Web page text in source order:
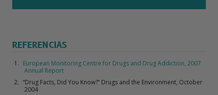
REFERENCIAS
European Monitoring Centre for Drugs and Drug Addiction, 2007
Annual Report
“Drug Facts, Did You Know?” Drugs and the Environment, October
2004